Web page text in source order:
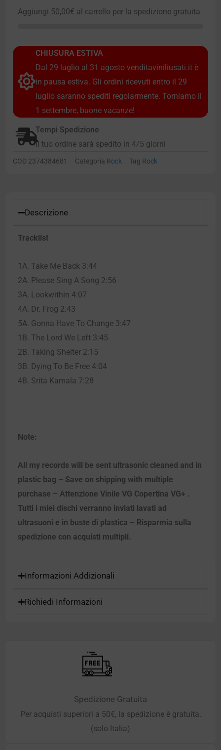
Aggiungi 50,00€ al carrello per la spedizione gratuita
CHIUSURA ESTIVA
Dal 29 luglio al 31 agosto venditaviniliusati.it è
in pausa estiva. Gli ordini ricevuti entro il 29
luglio saranno spediti regolarmente. Torniamo il
1 settembre, buone vacanze!
Tempi Spedizione
Il tuo ordine sarà spedito in 4/5 giorni
COD 2374384681 Categoria Rock Tag Rock
Descrizione
Tracklist
1A. Take Me Back 3:44
2A. Please Sing A Song 2:56
3A. Lookwithin 4:07
4A. Dr. Frog 2:43
5A. Gonna Have To Change 3:47
1B. The Lord We Left 3:45
2B. Taking Shelter 2:15
3B. Dying To Be Free 4:04
4B. Srita Kamala 7:28
Note:
All my records will be sent ultrasonic cleaned and in
plastic bag – Save on shipping with multiple
purchase – Attenzione Vinile VG Copertina VG+ .
Tutti i miei dischi verranno inviati lavati ad
ultrasuoni e in buste di plastica – Risparmia sulla
spedizione con acquisti multipli.
Informazioni Addizionali
Richiedi Informazioni
Spedizione Gratuita
Per acquisti superiori a 50€, la spedizione è gratuita.
(solo Italia)